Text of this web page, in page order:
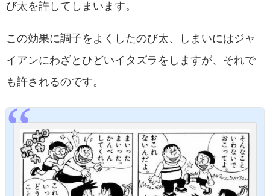
び太を許してしまいます。
この効果に調子をよくしたのび太、しまいにはジャ
イアンにわざとひどいイタズラをしますが、それで
も許されるのです。